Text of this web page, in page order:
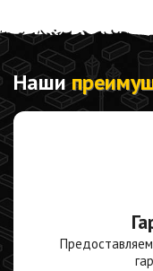
Наши